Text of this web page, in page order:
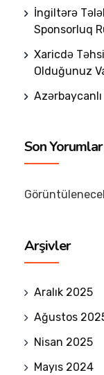
İngiltərə
Sponsorluq
Xaricdə
Olduğunuz
Son Yorumlar
Arşivler
Aralık 2025
Ağustos
Nisan 2025
Mayıs 2024